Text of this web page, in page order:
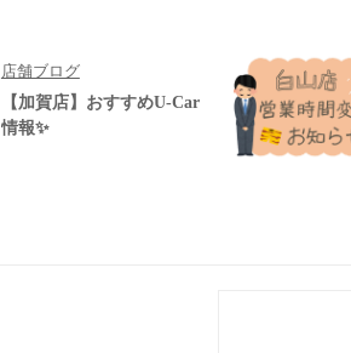
店舗ブログ
【加賀店】おすすめU-Car
情報✨